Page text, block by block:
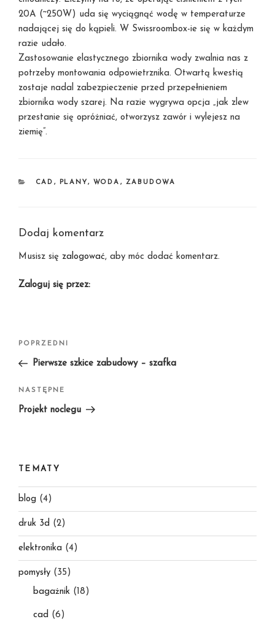
20A (~250W) uda się wyciągnąć wodę w temperaturze
nadającej się do kąpieli. W Swissroombox-ie się w każdym
razie udało.
Zastosowanie elastycznego zbiornika wody zwalnia nas z
potrzeby montowania odpowietrznika. Otwartą kwestią
zostaje nadal zabezpieczenie przed przepełnieniem
zbiornika wody szarej. Na razie wygrywa opcja „jak zlew
przestanie się opróżniać, otworzysz zawór i wylejesz na
ziemię”.
KATEGORIE
CAD , PLANY, WODA , ZABUDOWA
Dodaj komentarz
Musisz się zalogować, aby móc dodać komentarz.
Zaloguj się przez:
Nawigacja
wpisu
Poprzedni
wpis
POPRZEDNI
Pierwsze szkice zabudowy – szafka
Następny
wpis
NASTĘPNE
Projekt noclegu
TEMATY
blog (4)
druk 3d (2)
elektronika (4)
pomysły (35)
bagażnik (18)
cad (6)